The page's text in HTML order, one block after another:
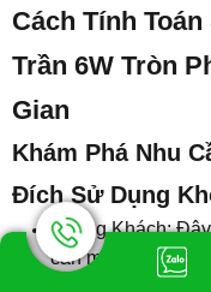
đình như xem TV,
lóa nhưng đủ
Nhà Bếp: Là
thực phẩm dễ
trong nấu nướng.
Văn Phòng:Văn
đủ ánh sáng,
suất và giảm mỏi